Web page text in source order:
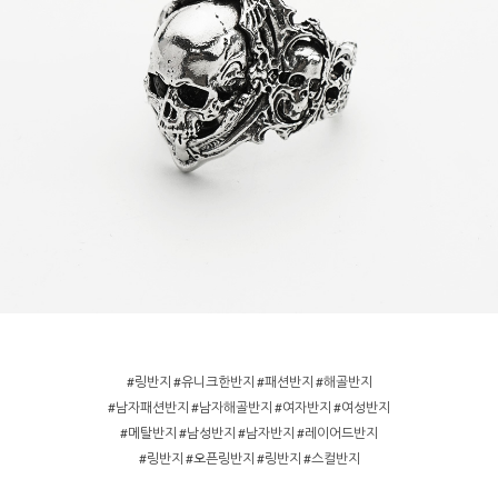
#링반지 #유니크한반지 #패션반지 #해골반지
#남자패션반지 #남자해골반지 #여자반지 #여성반지
#메탈반지 #남성반지 #남자반지 #레이어드반지
#링반지 #오픈링반지 #링반지 #스컬반지